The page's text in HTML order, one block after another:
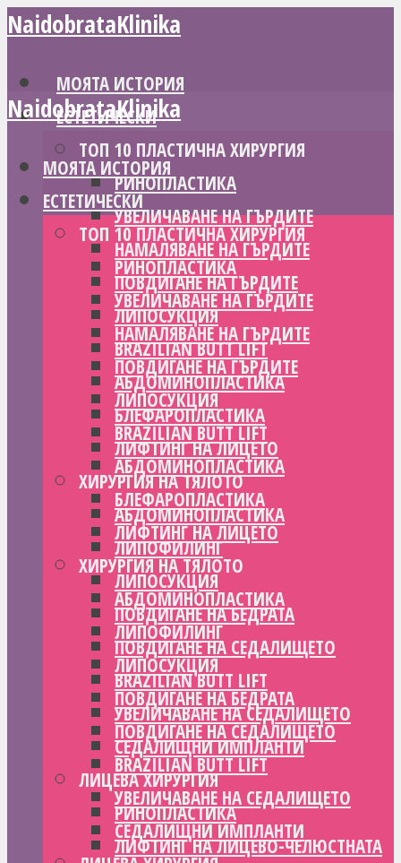
NaidobrataKlinika
МОЯТА ИСТОРИЯ
ЕСТЕТИЧЕСКИ
ТОП 10 ПЛАСТИЧНА ХИРУРГИЯ
РИНОПЛАСТИКА
УВЕЛИЧАВАНЕ НА ГЪРДИТЕ
НАМАЛЯВАНЕ НА ГЪРДИТЕ
ПОВДИГАНЕ НА ГЪРДИТЕ
ЛИПОСУКЦИЯ
BRAZILIAN BUTT LIFT
АБДОМИНОПЛАСТИКА
БЛЕФАРОПЛАСТИКА
ЛИФТИНГ НА ЛИЦЕТО
ХИРУРГИЯ НА ТЯЛОТО
АБДОМИНОПЛАСТИКА
ЛИПОФИЛИНГ
ЛИПОСУКЦИЯ
ПОВДИГАНЕ НА БЕДРАТА
ПОВДИГАНЕ НА СЕДАЛИЩЕТО
BRAZILIAN BUTT LIFT
УВЕЛИЧАВАНЕ НА СЕДАЛИЩЕТО
СЕДАЛИЩНИ ИМПЛАНТИ
ЛИЦЕВА ХИРУРГИЯ
РИНОПЛАСТИКА
ЛИФТИНГ НА ЛИЦЕВО-ЧЕЛЮСТНАТА
NaidobrataKlinika
МОЯТА ИСТОРИЯ
ЕСТЕТИЧЕСКИ
ТОП 10 ПЛАСТИЧНА ХИРУРГИЯ
РИНОПЛАСТИКА
УВЕЛИЧАВАНЕ НА ГЪРДИТЕ
НАМАЛЯВАНЕ НА ГЪРДИТЕ
ПОВДИГАНЕ НА ГЪРДИТЕ
ЛИПОСУКЦИЯ
BRAZILIAN BUTT LIFT
АБДОМИНОПЛАСТИКА
БЛЕФАРОПЛАСТИКА
ЛИФТИНГ НА ЛИЦЕТО
ХИРУРГИЯ НА ТЯЛОТО
АБДОМИНОПЛАСТИКА
ЛИПОФИЛИНГ
ЛИПОСУКЦИЯ
ПОВДИГАНЕ НА БЕДРАТА
ПОВДИГАНЕ НА СЕДАЛИЩЕТО
BRAZILIAN BUTT LIFT
УВЕЛИЧАВАНЕ НА СЕДАЛИЩЕТО
СЕДАЛИЩНИ ИМПЛАНТИ